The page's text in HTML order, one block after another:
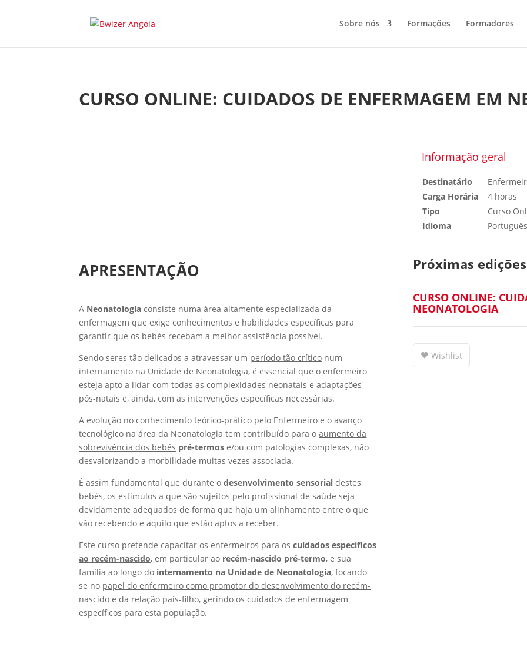
Sobre nós Formações Formadores
CURSO ONLINE: CUIDADOS DE ENFERMAGEM EM
APRESENTAÇÃO
A Neonatologia consiste numa área altamente especializada da
enfermagem que exige conhecimentos e habilidades específicas para
garantir que os bebés recebam a melhor assistência possível.
Sendo seres tão delicados a atravessar um período tão crítico num
internamento na Unidade de Neonatologia, é essencial que o enfermeiro
esteja apto a lidar com todas ascomplexidades neonatais e adaptações
pós-natais e, ainda, com as intervenções específicas necessárias.
A evolução no conhecimento teórico-prático pelo Enfermeiro e o avanço
tecnológico na área da Neonatologia tem contribuído para oaumento da
sobrevivência dos bebés pré-termos e/ou com patologias complexas, não
desvalorizando a morbilidade muitas vezes associada.
É assim fundamental que durante odesenvolvimento sensorial destes
bebés, os estímulos a que são sujeitos pelo profissional de saúde seja
devidamente adequados de forma que haja um alinhamento entre o que
vão recebendo e aquilo que estão aptos a receber.
Este curso pretendecapacitar os enfermeiros para oscuidados específicos
ao recém-nascido, em particular ao recém-nascido pré-termo, e sua
família ao longo do internamento na Unidade de Neonatologia, focando-
se no papel do enfermeiro como promotor do desenvolvimento do recém-
nascido e da relação pais-filho, gerindo os cuidados de enfermagem
específicos para esta população.
Informação geral
Destinatário
Carga Horária
4 horas
Tipo
Curso
Idioma
Português
Próximas
CURSO ONLINE:
NEONATOLOGIA
Wishlist